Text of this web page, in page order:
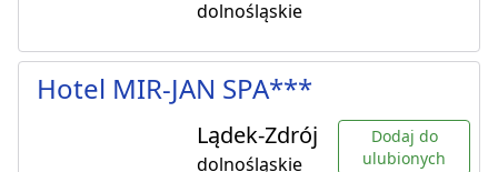
dolnośląskie
Hotel MIR-JAN SPA***
Lądek-Zdrój
dolnośląskie
Dodaj do
ulubionych